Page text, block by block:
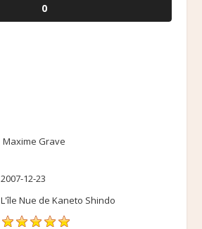
0
Maxime Grave
2007-12-23
L'île Nue de Kaneto Shindo